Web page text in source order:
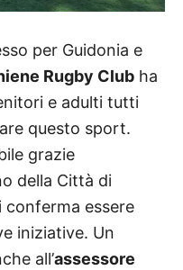
per Guidonia e
Rugby Club ha
e adulti tutti
questo sport.
grazie
della Città di
conferma essere
iniziative. Un
all’assessore